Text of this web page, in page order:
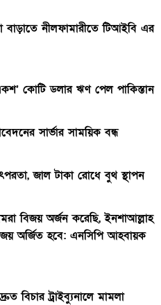
বাড়াতে নীলফামারীতে টিআইবি এর
কোটি ডলার ঋণ পেল পাকিস্তান
সার্ভার সাময়িক বন্ধ
জাল টাকা রোধে বুথ স্থাপন
বিজয় অর্জন করেছি, ইনশাআল্লাহ
অর্জিত হবে: এনসিপি আহবায়ক
বিচার ট্রাইব্যুনালে মামলা